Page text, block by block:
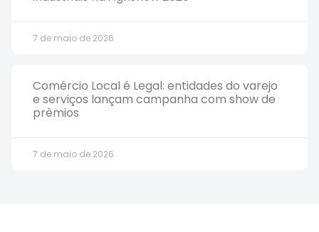
7 de maio de 2026
Comércio Local é Legal: entidades do varejo
e serviços lançam campanha com show de
prêmios
7 de maio de 2026